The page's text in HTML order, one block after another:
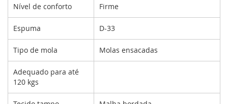
Nível de conforto Firme
Espuma D-33
Tipo de mola Molas ensacadas
Adequado para até
120 kgs